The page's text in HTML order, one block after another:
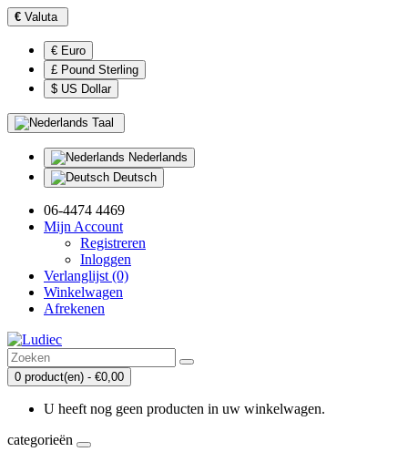
€ Valuta
€ Euro
£ Pound Sterling
$ US Dollar
Taal
Nederlands
Deutsch
06-4474 4469
Mijn Account
Registreren
Inloggen
Verlanglijst (0)
Winkelwagen
Afrekenen
0 product(en) - €0,00
U heeft nog geen producten in uw winkelwagen.
categorieën